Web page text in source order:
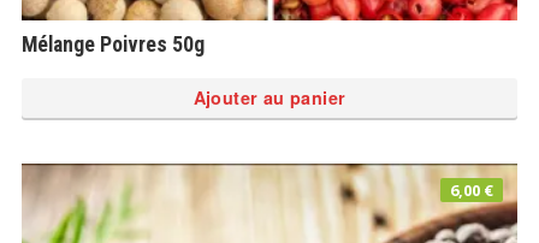
Mélange Poivres 50g
Ajouter au panier
6,00 €